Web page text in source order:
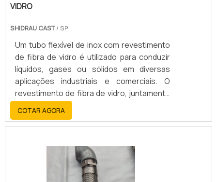
VIDRO
SHIDRAU CAST/ SP
Um tubo flexível de inox com revestimento
de fibra de vidro é utilizado para conduzir
líquidos, gases ou sólidos em diversas
aplicações industriais e comerciais. O
revestimento de fibra de vidro, juntamente
com o aço inoxidável, oferece alta
resistência, durabilidade, flexibilidade e
resistência a altas temperaturas, corrosão
COTAR AGORA